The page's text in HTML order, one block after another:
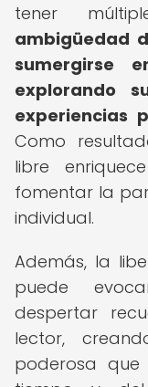
tener
ambigüedad
sumergirse
explorando
experiencias
Como
libre
fomentar la
individual.
Además, la
puede
despertar
lector,
poderosa